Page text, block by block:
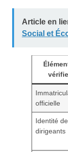
Article en
Social et
officielle
Identité
dirigeants